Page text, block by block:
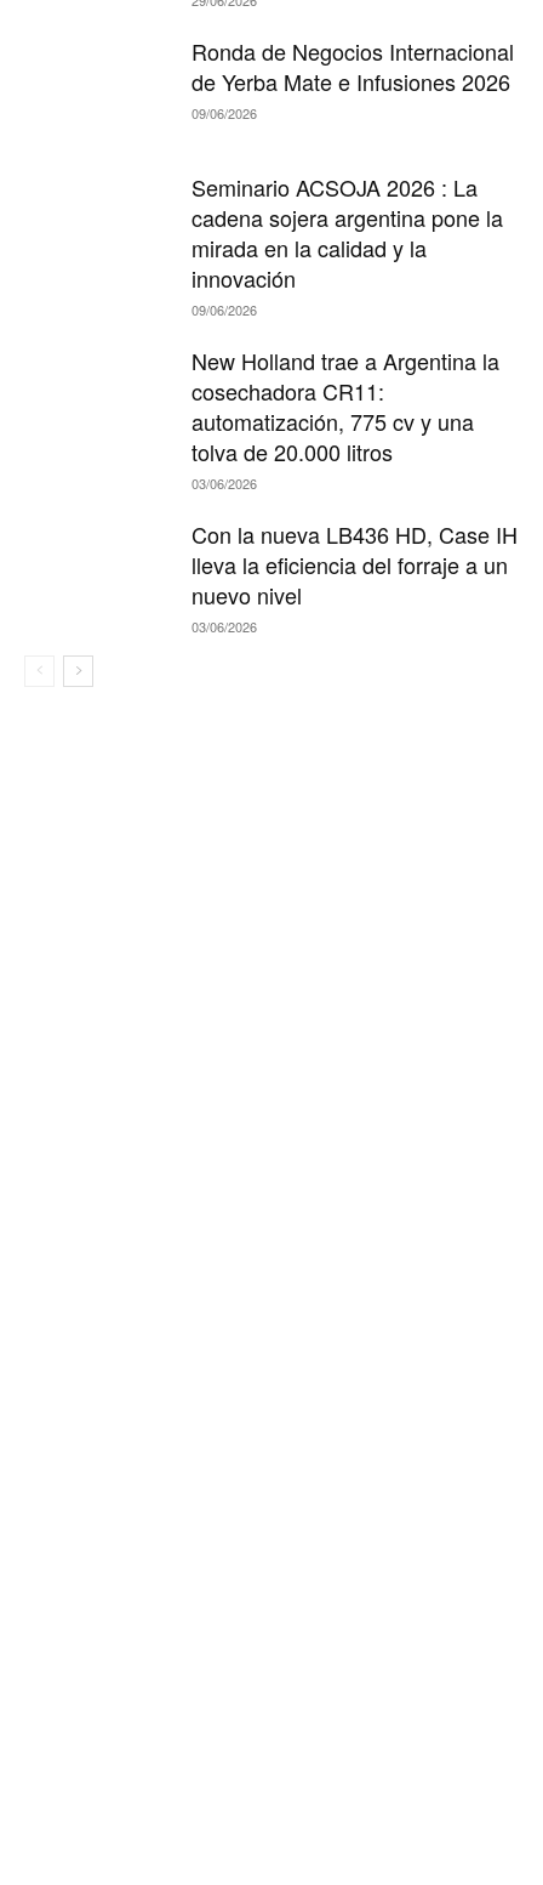
Ronda de Negocios Internacional
de Yerba Mate e Infusiones 2026
09/06/2026
Seminario ACSOJA 2026 : La
cadena sojera argentina pone la
mirada en la calidad y la
innovación
09/06/2026
New Holland trae a Argentina la
cosechadora CR11:
automatización, 775 cv y una
tolva de 20.000 litros
03/06/2026
Con la nueva LB436 HD, Case IH
lleva la eficiencia del forraje a un
nuevo nivel
03/06/2026